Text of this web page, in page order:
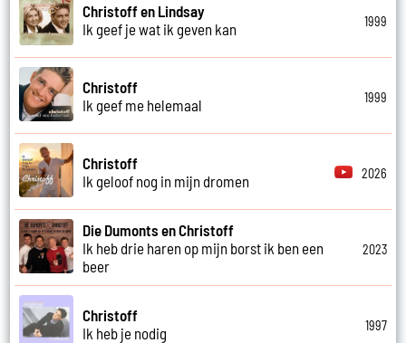
Christoff en Lindsay
Ik geef je wat ik geven kan
1999
Christoff
Ik geef me helemaal
1999
Christoff
Ik geloof nog in mijn dromen
2026
Die Dumonts en Christoff
Ik heb drie haren op mijn borst ik ben een
beer
2023
Christoff
Ik heb je nodig
1997